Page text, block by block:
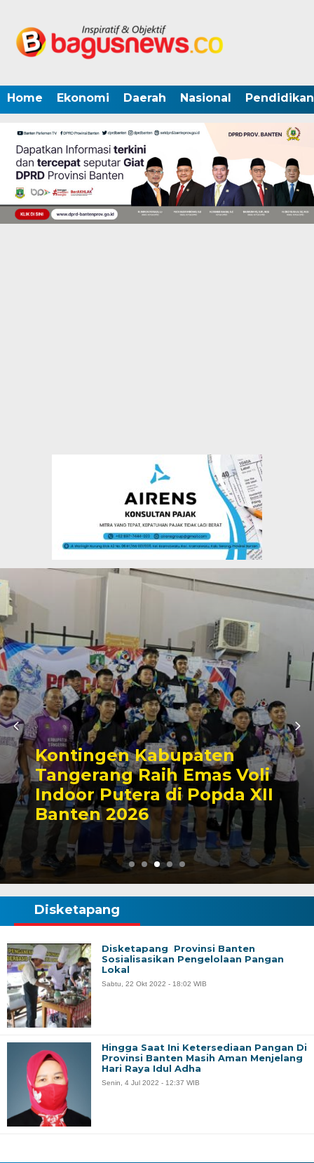
Home Ekonomi Daerah Nasional Pendidikan
Kontingen Kabupaten
Tangerang Raih Emas Voli
Indoor Putera di Popda XII
Banten 2026
Disketapang
Disketapang Provinsi Banten
Sosialisasikan Pengelolaan Pangan
Lokal
Sabtu, 22 Okt 2022 - 18:02 WIB
Hingga Saat Ini Ketersediaan Pangan Di
Provinsi Banten Masih Aman Menjelang
Hari Raya Idul Adha
Senin, 4 Jul 2022 - 12:37 WIB